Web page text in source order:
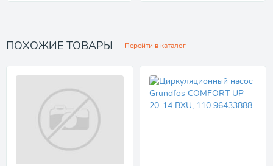
ПОХОЖИЕ ТОВАРЫ Перейти в каталог